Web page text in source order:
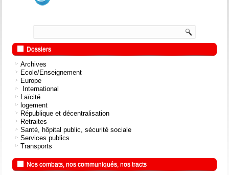
Dossiers
Archives
Ecole/Enseignement
Europe
International
Laïcité
logement
République et décentralisation
Retraites
Santé, hôpital public, sécurité sociale
Services publics
Transports
Nos combats, nos communiqués, nos tracts